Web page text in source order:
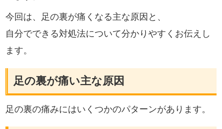
今回は、足の裏が痛くなる主な原因と、
自分でできる対処法について分かりやすくお伝えし
ます。
足の裏が痛い主な原因
足の裏の痛みにはいくつかのパターンがあります。